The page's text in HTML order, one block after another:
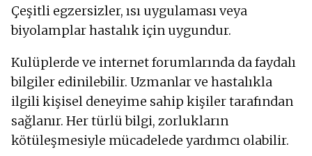
Çeşitli egzersizler, ısı uygulaması veya
biyolamplar hastalık için uygundur.
Kulüplerde ve internet forumlarında da faydalı
bilgiler edinilebilir. Uzmanlar ve hastalıkla
ilgili kişisel deneyime sahip kişiler tarafından
sağlanır. Her türlü bilgi, zorlukların
kötüleşmesiyle mücadelede yardımcı olabilir.